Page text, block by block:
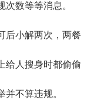
数等等消息。
小解两次，两餐
给人搜身时都偷偷
不算违规。